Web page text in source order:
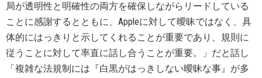
局が透明性と明確性の両方を確保しながらリードしている
ことに感謝するとともに、Appleに対して曖昧ではなく、具
体的にはっきりと示してくれることが重要であり、規則に
従うことに対して率直に話し合うことが重要。」だと話し
「複雑な法規制には『白黒がはっきしない曖昧な事』が多